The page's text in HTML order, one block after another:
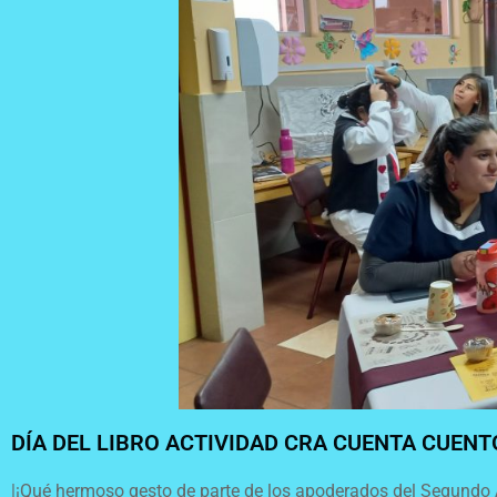
DÍA DEL LIBRO ACTIVIDAD CRA CUENTA
|¡Qué hermoso gesto de parte de los apoderados del